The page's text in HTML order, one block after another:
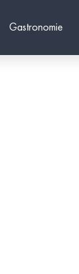
Gastronomie